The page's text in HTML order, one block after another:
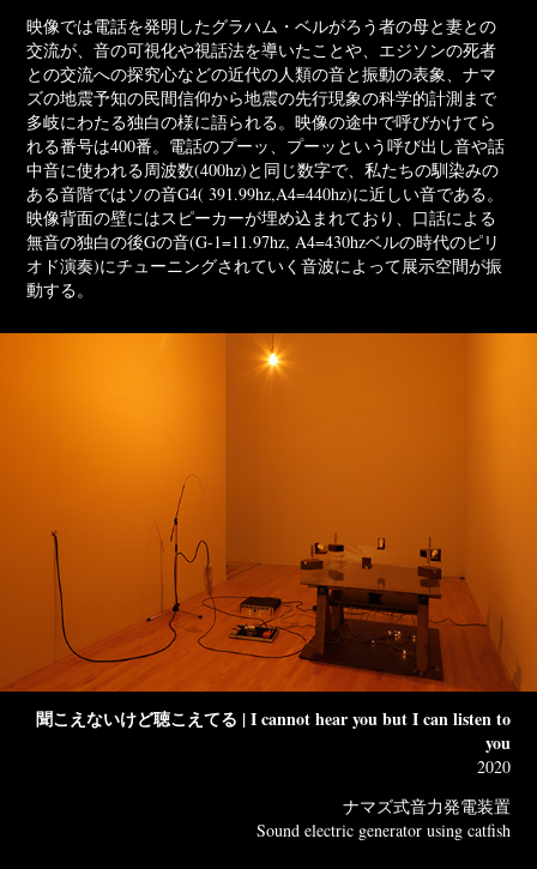
映像では電話を発明したグラハム・ベルがろう者の母と妻との
交流が、音の可視化や視話法を導いたことや、エジソンの死者
との交流への探究心などの近代の人類の音と振動の表象、ナマ
ズの地震予知の民間信仰から地震の先行現象の科学的計測まで
多岐にわたる独白の様に語られる。映像の途中で呼びかけてら
れる番号は400番。電話のプーッ、プーッという呼び出し音や話
中音に使われる周波数(400hz)と同じ数字で、私たちの馴染みの
ある音階ではソの音G4( 391.99hz,A4=440hz)に近しい音である。
映像背面の壁にはスピーカーが埋め込まれており、口話による
無音の独白の後Gの音(G-1=11.97hz, A4=430hzベルの時代のピリ
オド演奏)にチューニングされていく音波によって展示空間が振
動する。
聞こえないけど聴こえてる | I cannot hear you but I can listen to
you
2020
ナマズ式音力発電装置
Sound electric generator using catfish